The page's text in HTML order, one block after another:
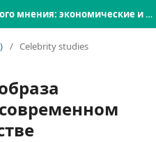
Мониторинг общественного мнения: экономические и социальные перемены
/ Celebrity studies